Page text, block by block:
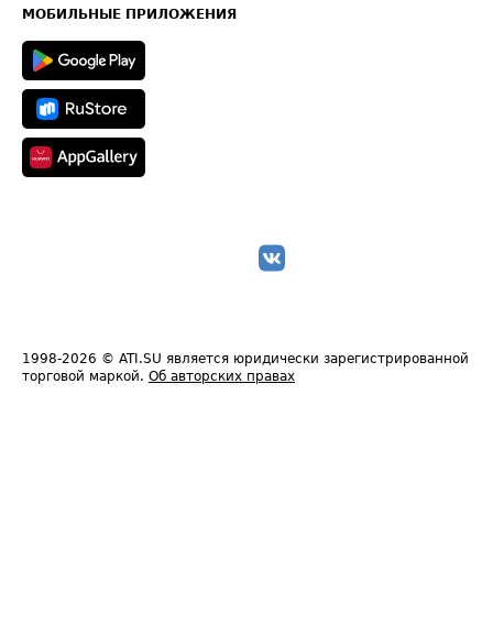
Техническая информация
МОБИЛЬНЫЕ ПРИЛОЖЕНИЯ
1998-2026 © ATI.SU является юридически зарегистрированной
торговой маркой. Об авторских правах